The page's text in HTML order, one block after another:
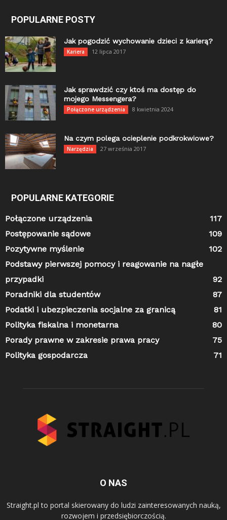
POPULARNE POSTY
Jak pogodzić wychowanie dzieci z karierą?
Kariera 12 lipca 2017
Jak sprawdzić czy ktoś ma dostęp do
mojego Messengera?
Połączone urządzenia 8 kwietnia 2024
Na czym polega ocieplenie podkrokwiowe?
Narzędzia 27 września 2017
POPULARNE KATEGORIE
Połączone urządzenia
117
Postępowanie sądowe
109
Pozytywne myślenie
102
Podstawy pierwszej pomocy i reagowanie na nagłe
przypadki
92
Poradniki dla studentów
87
Podatki i ubezpieczenia socjalne za granicą
81
Polityka fiskalna i monetarna
80
Porady prawne w zakresie prawa pracy
75
Polityka gospodarcza
71
O NAS
Straight.pl to portal skierowany do ludzi zainteresowanych nauką,
rozwojem i przedsiębiorczością.